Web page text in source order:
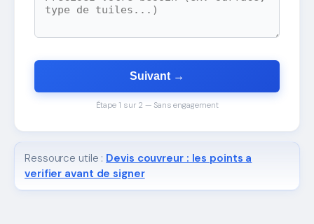
Suivant →
Étape 1 sur 2 — Sans engagement
Ressource utile : Devis couvreur : les points a
verifier avant de signer